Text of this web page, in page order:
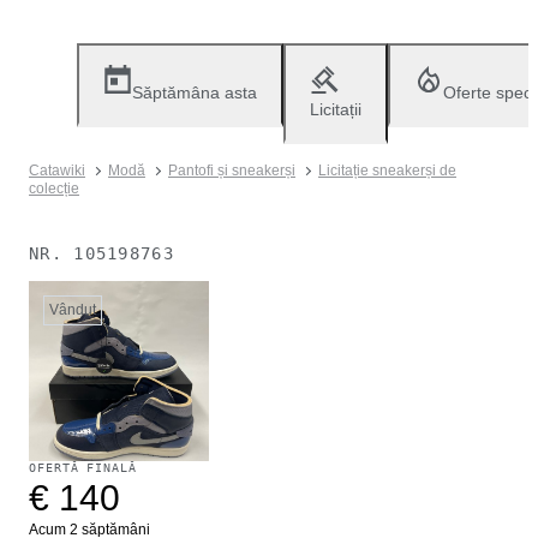
Săptămâna asta
Licitații
Oferte
Catawiki Modă Pantofi și sneakerși
Licitație sneakerși de
colecție
NR. 105198763
Vândut
OFERTĂ FINALĂ
€ 140
Acum 2 săptămâni